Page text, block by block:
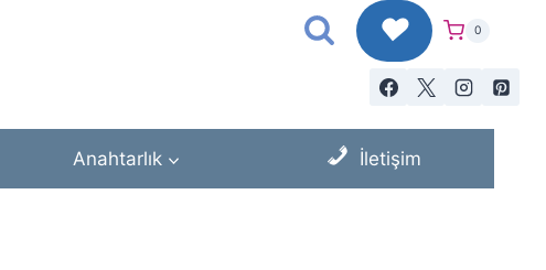
♥ 0
Anahtarlık İletişim